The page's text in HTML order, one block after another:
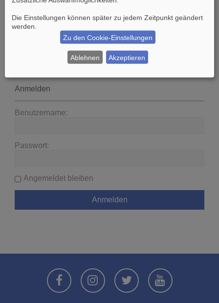
Gehe zu
Suche
Anmelden
Benutzername:
Passwort:
Angemeldet bleiben
Die Einstellungen können später zu jedem Zeitpunkt geändert
werden.
Zu den Cookie-Einstellungen
Ablehnen Akzeptieren